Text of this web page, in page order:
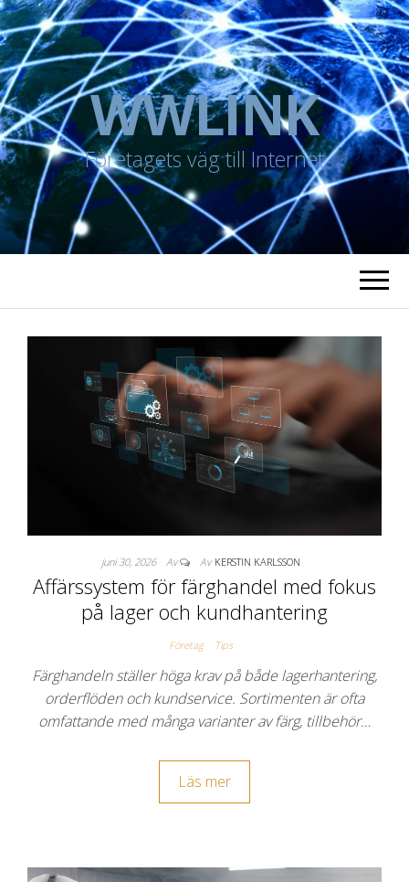
WWLINK
Företagets väg till Internet
juni 30, 2026 Av Av KERSTIN KARLSSON
Affärssystem för färghandel med fokus
på lager och kundhantering
Företag Tips
Färghandeln ställer höga krav på både lagerhantering,
orderflöden och kundservice. Sortimenten är ofta
omfattande med många varianter av färg, tillbehör…
Läs mer